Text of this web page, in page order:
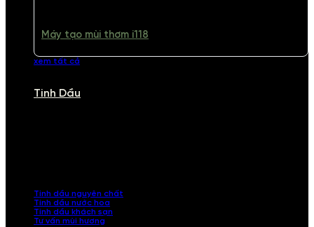
Máy tạo mùi thơm i118
xem tất cả
Tinh Dầu
Tinh dầu nguyên chất
Tinh dầu nước hoa
Tinh dầu khách sạn
Tư vấn mùi hương